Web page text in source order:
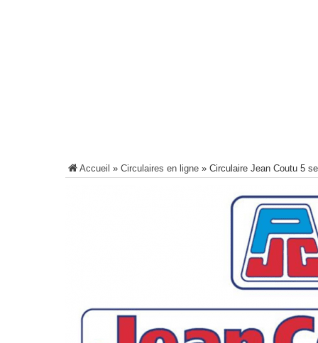
Accueil » Circulaires en ligne » Circulaire Jean Coutu 5